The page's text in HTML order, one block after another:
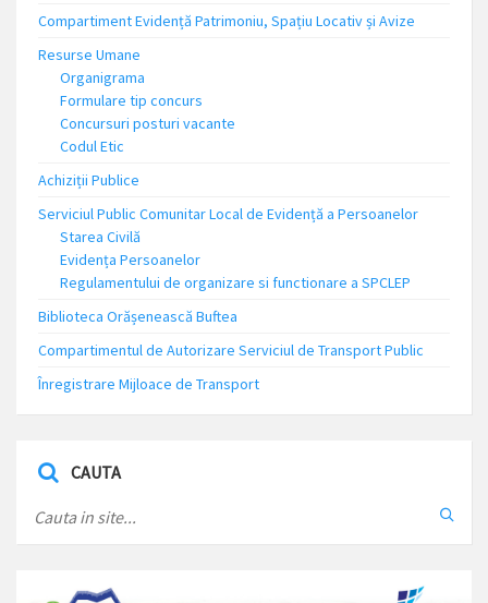
Compartiment Evidență Patrimoniu, Spațiu Locativ și Avize
Resurse Umane
Organigrama
Formulare tip concurs
Concursuri posturi vacante
Codul Etic
Achiziții Publice
Serviciul Public Comunitar Local de Evidență a Persoanelor
Starea Civilă
Evidența Persoanelor
Regulamentului de organizare si functionare a SPCLEP
Biblioteca Orășenească Buftea
Compartimentul de Autorizare Serviciul de Transport Public
Înregistrare Mijloace de Transport
CAUTA